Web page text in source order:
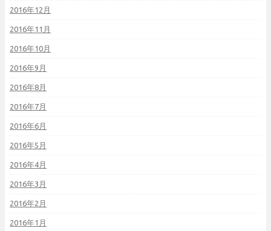
2016年12月
2016年11月
2016年10月
2016年9月
2016年8月
2016年7月
2016年6月
2016年5月
2016年4月
2016年3月
2016年2月
2016年1月